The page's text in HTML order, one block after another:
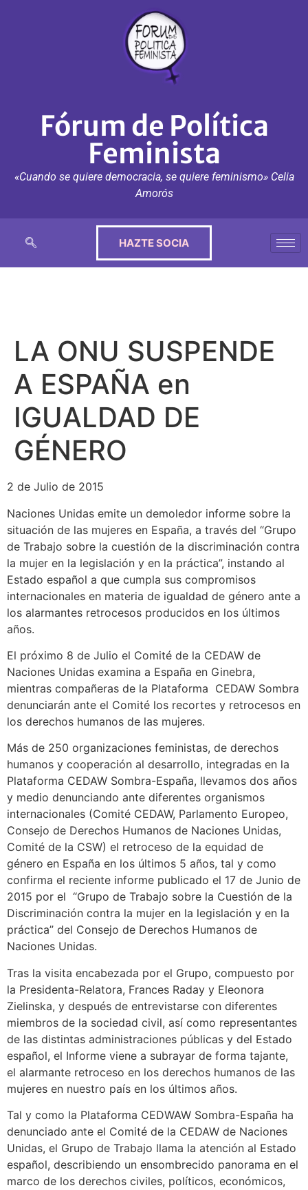
Fórum de Política
Feminista
«Cuando se quiere democracia, se quiere feminismo» Celia
Amorós
HAZTE SOCIA
LA ONU SUSPENDE
A ESPAÑA en
IGUALDAD DE
GÉNERO
2 de Julio de 2015
Naciones Unidas emite un demoledor informe sobre la
situación de las mujeres en España, a través del “Grupo
de Trabajo sobre la cuestión de la discriminación contra
la mujer en la legislación y en la práctica”, instando al
Estado español a que cumpla sus compromisos
internacionales en materia de igualdad de género ante a
los alarmantes retrocesos producidos en los últimos
años.
El próximo 8 de Julio el Comité de la CEDAW de
Naciones Unidas examina a España en Ginebra,
mientras compañeras de la Plataforma CEDAW Sombra
denunciarán ante el Comité los recortes y retrocesos en
los derechos humanos de las mujeres.
Más de 250 organizaciones feministas, de derechos
humanos y cooperación al desarrollo, integradas en la
Plataforma CEDAW Sombra-España, llevamos dos años
y medio denunciando ante diferentes organismos
internacionales (Comité CEDAW, Parlamento Europeo,
Consejo de Derechos Humanos de Naciones Unidas,
Comité de la CSW) el retroceso de la equidad de
género en España en los últimos 5 años, tal y como
confirma el reciente informe publicado el 17 de Junio de
2015 por el “Grupo de Trabajo sobre la Cuestión de la
Discriminación contra la mujer en la legislación y en la
práctica” del Consejo de Derechos Humanos de
Naciones Unidas.
Tras la visita encabezada por el Grupo, compuesto por
la Presidenta-Relatora, Frances Raday y Eleonora
Zielinska, y después de entrevistarse con diferentes
miembros de la sociedad civil, así como representantes
de las distintas administraciones públicas y del Estado
español, el Informe viene a subrayar de forma tajante,
el alarmante retroceso en los derechos humanos de las
mujeres en nuestro país en los últimos años.
Tal y como la Plataforma CEDWAW Sombra-España ha
denunciado ante el Comité de la CEDAW de Naciones
Unidas, el Grupo de Trabajo llama la atención al Estado
español, describiendo un ensombrecido panorama en el
marco de los derechos civiles, políticos, económicos,